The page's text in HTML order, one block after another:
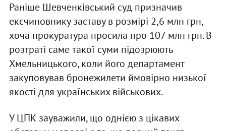
Раніше Шевченківський суд призначив
ексчиновнику заставу в розмірі 2,6 млн грн,
хоча прокуратура просила про 107 млн грн. В
розтраті саме такої суми підозрюють
Хмельницького, коли його департамент
закуповував бронежилети ймовірно низької
якості для українських військових.
У ЦПК зауважили, що однією з цікавих